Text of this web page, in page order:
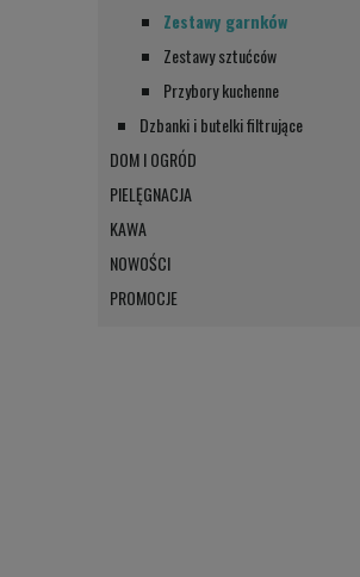
Zestawy garnków
Zestawy sztućców
Przybory kuchenne
Dzbanki i butelki filtrujące
DOM I OGRÓD
PIELĘGNACJA
KAWA
NOWOŚCI
PROMOCJE